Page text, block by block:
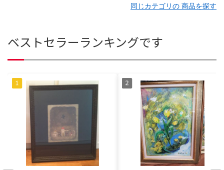
同じカテゴリの 商品を探す
ベストセラーランキングです